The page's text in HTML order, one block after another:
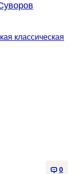
классическая
0